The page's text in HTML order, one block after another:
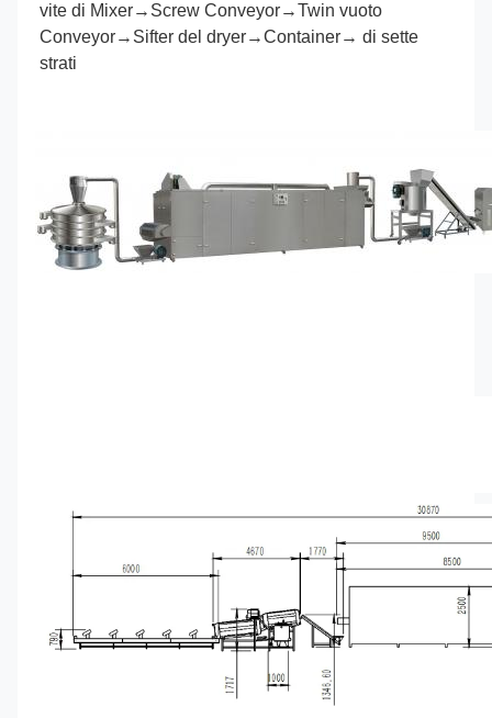
vite di Mixer→Screw Conveyor→Twin vuoto
Conveyor→Sifter del dryer→Container→ di sette
strati